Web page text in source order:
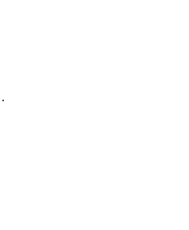
.